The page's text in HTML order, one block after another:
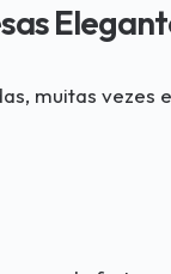
muitas